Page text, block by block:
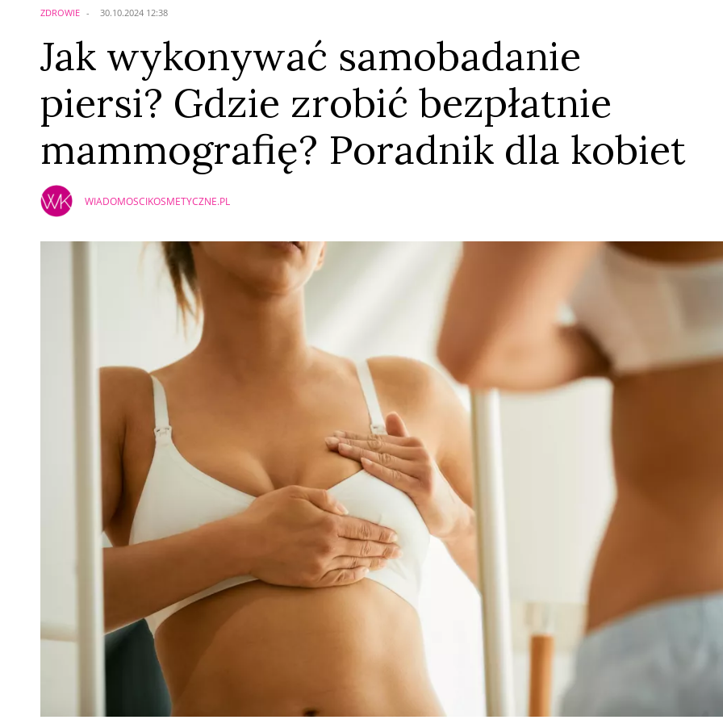
ZDROWIE 30.10.2024 12:38
Jak wykonywać samobadanie
piersi? Gdzie zrobić bezpłatnie
mammografię? Poradnik dla kobiet
WIADOMOSCIKOSMETYCZNE.PL